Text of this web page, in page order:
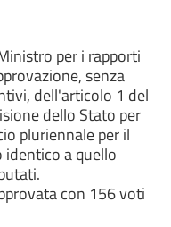
per i rapporti
senza
dell'articolo 1 del
dello Stato per
pluriennale per il
a quello
con 156 voti